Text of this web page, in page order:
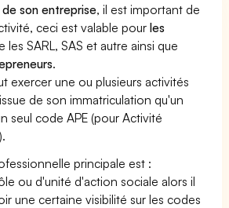
son entreprise, il est important de
ceci est valable pourles
les SARL, SAS et autre ainsi que
.
exercer une ou plusieurs activités
de son immatriculation qu'un
seul code APE (pour Activité
principale est :
ou d'unité d'action sociale alors il
une certaine visibilité sur les codes